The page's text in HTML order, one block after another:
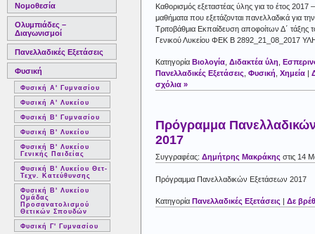
Νομοθεσία
Ολυμπιάδες –
Διαγωνισμοί
Πανελλαδικές Εξετάσεις
Φυσική
Φυσική Α' Γυμνασίου
Φυσική Α' Λυκείου
Φυσική Β' Γυμνασίου
Φυσική Β' Λυκείου
Φυσική Β' Λυκείου
Γενικής Παιδείας
Φυσική Β' Λυκείου Θετ-
Τεχν. Κατεύθυνσης
Φυσική Β' Λυκείου
Ομάδας
Προσανατολισμού
Θετικών Σπουδών
Φυσική Γ' Γυμνασίου
Καθορισμός εξεταστέας ύλης για το έτος 2017
μαθήματα που εξετάζονται πανελλαδικά για
Τριτοβάθμια Εκπαίδευση αποφοίτων Δ΄ τάξης
Γενικού Λυκείου ΦΕΚ Β 2892_21_08_2017
Κατηγορία Βιολογία Διδακτέα ύλη
Πανελλαδικές Εξετάσεις Φυσική Χημεία |
σχόλια »
Πρόγραμμα
2017
Συγγραφέας: Δημήτρης Μακράκης στις 14
Πρόγραμμα Πανελλαδικών Εξετάσεων 2017
Κατηγορία Πανελλαδικές Εξετάσεις | Δε